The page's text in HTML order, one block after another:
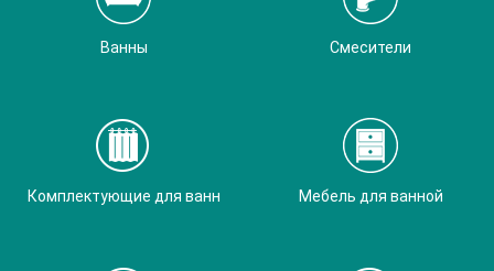
Ванны Смесители
Комплектующие для ванн Мебель для ванной